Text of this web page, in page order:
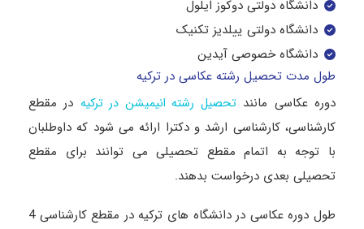
دانشگاه دولتی دوکوز ایلول
دانشگاه دولتی ییلدیز تکنیک
دانشگاه خصوصی آیدین
طول مدت تحصیل رشته عکاسی در ترکیه
دوره عکاسی مانندتحصیل رشته انیمیشن در ترکیه در مقطع
کارشناسی، کارشناسی ارشد و دکترا ارائه می شود که داوطلبان
با توجه به اتمام مقطع تحصیلی می توانند برای مقطع
تحصیلی بعدی درخواست بدهند.
طول دوره عکاسی در دانشگاه های ترکیه در مقطع کارشناسی 4